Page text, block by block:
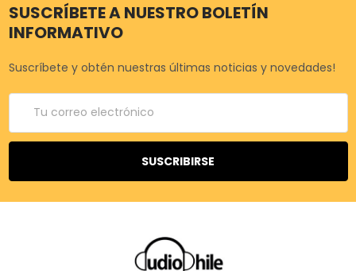
SUSCRÍBETE A NUESTRO BOLETÍN
INFORMATIVO
Suscríbete y obtén nuestras últimas noticias y novedades!
Correo
electrónico